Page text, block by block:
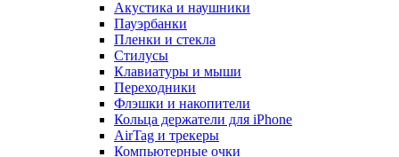
Акустика и наушники
Пауэрбанки
Пленки и стекла
Стилусы
Клавиатуры и мыши
Переходники
Флэшки и накопители
Кольца держатели для iPhone
AirTag и трекеры
Компьютерные очки